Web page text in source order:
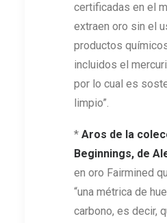
certificadas en el
extraen oro sin el
productos
incluidos el
por lo cual es
limpio”.
* Aros de la
Beginnings, de
en oro Fairmined
“una métrica de
carbono, es decir,